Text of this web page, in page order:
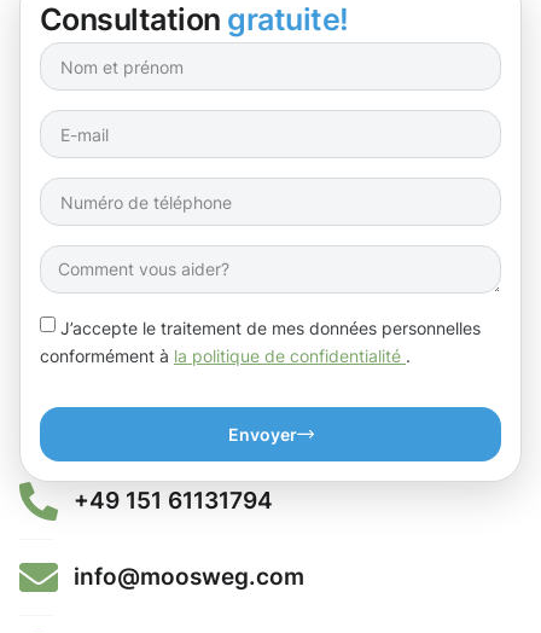
Consultation gratuite!
J’accepte le traitement de mes données personnelles
conformément à la politique de confidentialité .
Envoyer
+49 151 61131794
info@moosweg.com